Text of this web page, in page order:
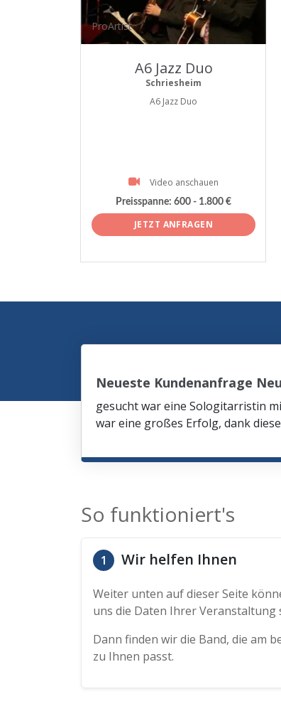
ProArtist
A6 Jazz Duo
Schriesheim
A6 Jazz Duo
Video anschauen
Preisspanne: 600 - 1.800 €
JETZT ANFRAGEN
Neueste Kundenanfrage
gesucht war eine Sologitarristin
war eine großes Erfolg, dank
So funktioniert's
1 Wir helfen Ihnen
Weiter unten auf dieser Seite
uns die Daten Ihrer Veranstaltung
Dann finden wir die Band, die am
zu Ihnen passt.